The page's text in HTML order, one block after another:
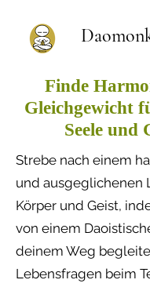
Finde
Gleichgewicht
Seele und
Strebe nach einem
und ausgeglichenen
Körper und Geist,
von einem
deinem Weg
Lebensfragen beim